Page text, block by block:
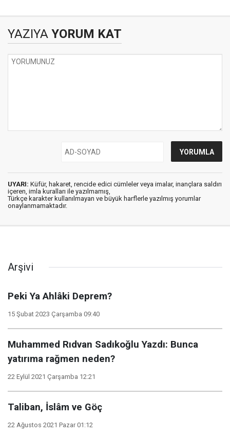
YAZIYA YORUM KAT
UYARI: Küfür, hakaret, rencide edici cümleler veya imalar, inançlara saldırı
içeren, imla kuralları ile yazılmamış,
Türkçe karakter kullanılmayan ve büyük harflerle yazılmış yorumlar
onaylanmamaktadır.
Arşivi
Peki Ya Ahlâki Deprem?
15 Şubat 2023 Çarşamba 09:40
Muhammed Rıdvan Sadıkoğlu Yazdı: Bunca
yatırıma rağmen neden?
22 Eylül 2021 Çarşamba 12:21
Taliban, İslâm ve Göç
22 Ağustos 2021 Pazar 01:12